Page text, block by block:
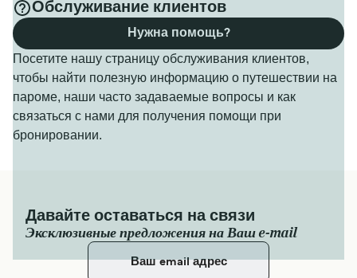
Обслуживание клиентов
Посетите нашу страницу обслуживания клиентов,
чтобы найти полезную информацию о путешествии на
пароме, наши часто задаваемые вопросы и как
связаться с нами для получения помощи при
бронировании.
Нужна помощь?
Давайте оставаться на связи
Эксклюзивные предложения на Ваш e-mail